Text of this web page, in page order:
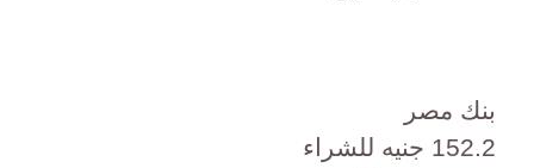
بنك مصر
152.2 جنيه للشراء